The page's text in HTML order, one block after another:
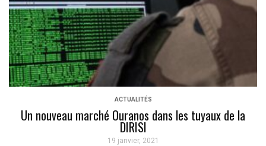
ACTUALITÉS
Un nouveau marché Ouranos dans les tuyaux de la
DIRISI
19 janvier, 2021